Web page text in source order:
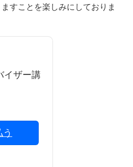
ーム
すことを楽しみにしておりま
イザー講